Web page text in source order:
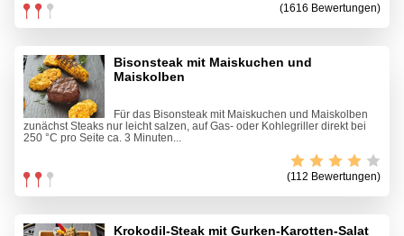
(1616 Bewertungen)
Bisonsteak mit Maiskuchen und
Maiskolben
Für das Bisonsteak mit Maiskuchen und Maiskolben
zunächst Steaks nur leicht salzen, auf Gas- oder Kohlegriller direkt bei
250 °C pro Seite ca. 3 Minuten...
(112 Bewertungen)
Krokodil-Steak mit Gurken-Karotten-Salat